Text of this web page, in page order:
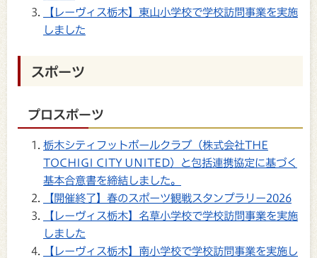
【レーヴィス栃木】東山小学校で学校訪問事業を実施
しました
スポーツ
プロスポーツ
栃木シティフットボールクラブ（株式会社THE
TOCHIGI CITY UNITED）と包括連携協定に基づく
基本合意書を締結しました。
【開催終了】春のスポーツ観戦スタンプラリー2026
【レーヴィス栃木】名草小学校で学校訪問事業を実施
しました
【レーヴィス栃木】南小学校で学校訪問事業を実施し